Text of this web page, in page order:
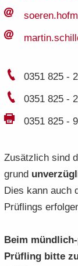
0351 825 -
0351 825 -
0351 825 -
Zu­sätz­lich sind
grund
Dies kann auch
Prüf­lings
Beim
Prüf­ling bitte